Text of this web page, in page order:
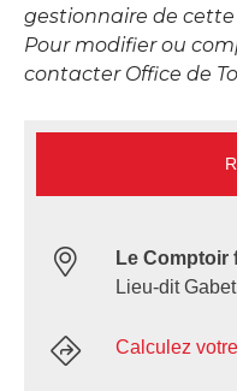
gestionnaire de
Pour modifier ou
contacter Office de
Le Comptoir
Lieu-dit
Calculez